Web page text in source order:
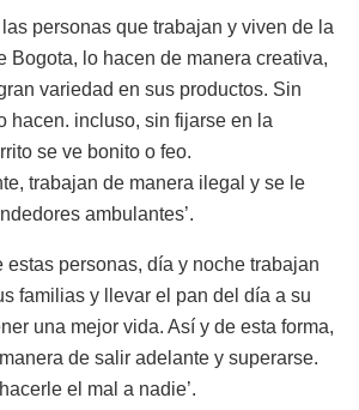
personas que trabajan y viven de la
Bogota, lo hacen de manera creativa,
variedad en sus productos. Sin
hacen. incluso, sin fijarse en la
se ve bonito o feo.
trabajan de manera ilegal y se le
ambulantes’.
estas personas, día y noche trabajan
familias y llevar el pan del día a su
una mejor vida. Así y de esta forma,
de salir adelante y superarse.
el mal a nadie’.